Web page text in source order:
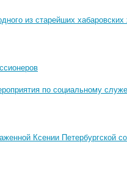
из старейших хабаровских
по социальному
Ксении Петербургской